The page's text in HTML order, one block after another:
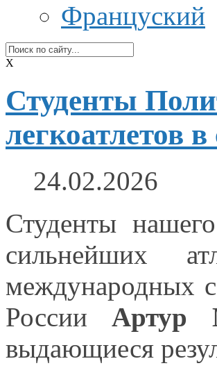
Француский
X
Студенты
легкоатлетов
24.02.2026
Студенты
сильнейших
международных
РоссииАртур
выдающиеся